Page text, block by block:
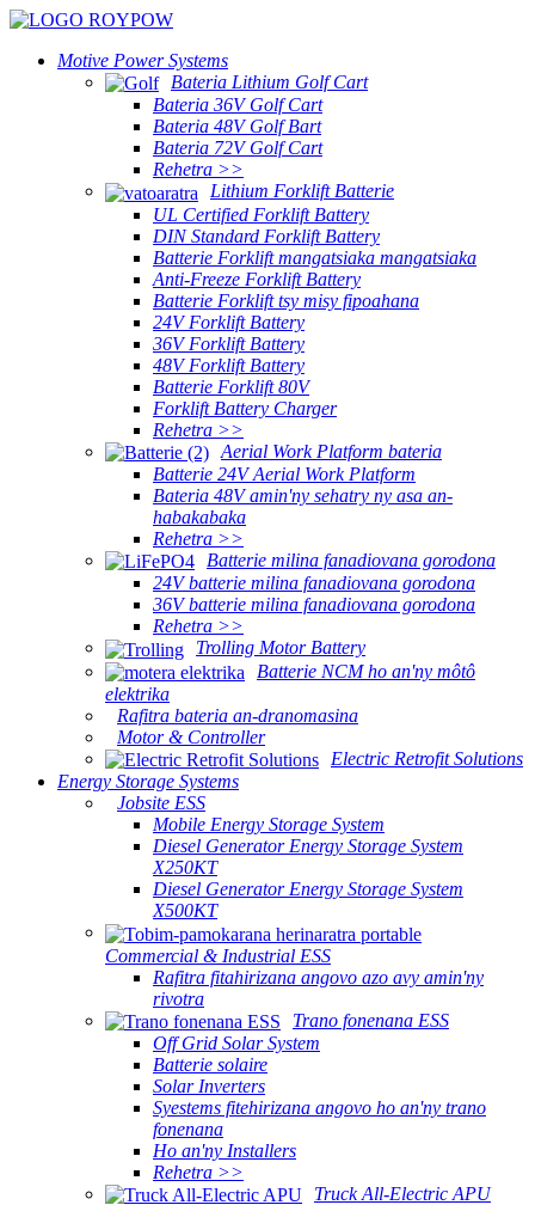
Motive Power Systems
Bateria Lithium Golf Cart
Bateria 36V Golf Cart
Bateria 48V Golf Bart
Bateria 72V Golf Cart
Rehetra >>
Lithium Forklift Batterie
UL Certified Forklift Battery
DIN Standard Forklift Battery
Batterie Forklift mangatsiaka mangatsiaka
Anti-Freeze Forklift Battery
Batterie Forklift tsy misy fipoahana
24V Forklift Battery
36V Forklift Battery
48V Forklift Battery
Batterie Forklift 80V
Forklift Battery Charger
Rehetra >>
Aerial Work Platform bateria
Batterie 24V Aerial Work Platform
Bateria 48V amin'ny sehatry ny asa an-
habakabaka
Rehetra >>
Batterie milina fanadiovana gorodona
24V batterie milina fanadiovana gorodona
36V batterie milina fanadiovana gorodona
Rehetra >>
Trolling Motor Battery
Batterie NCM ho an'ny môtô
elektrika
Rafitra bateria an-dranomasina
Motor & Controller
Electric Retrofit Solutions
Energy Storage Systems
Jobsite ESS
Mobile Energy Storage System
Diesel Generator Energy Storage System
X250KT
Diesel Generator Energy Storage System
X500KT
Commercial & Industrial ESS
Rafitra fitahirizana angovo azo avy amin'ny
rivotra
Trano fonenana ESS
Off Grid Solar System
Batterie solaire
Solar Inverters
Syestems fitehirizana angovo ho an'ny trano
fonenana
Ho an'ny Installers
Rehetra >>
Truck All-Electric APU